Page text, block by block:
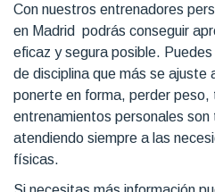
Con nuestros entrenadores
en Madrid podrás conseguir
eficaz y segura posible.
de disciplina que más se
ponerte en forma, perder peso,
entrenamientos personales
atendiendo siempre a las
físicas.